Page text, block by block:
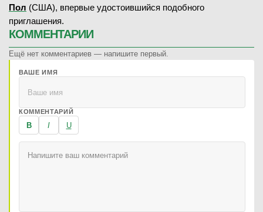
Пол (США), впервые удостоившийся подобного
приглашения.
КОММЕНТАРИИ
Ещё нет комментариев — напишите первый.
ВАШЕ ИМЯ
КОММЕНТАРИЙ
B I U